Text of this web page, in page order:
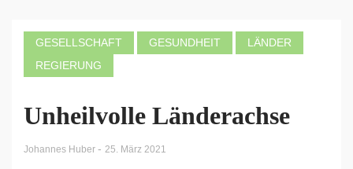
GESELLSCHAFT GESUNDHEIT
LÄNDER
REGIERUNG
Unheilvolle Länderachse
Johannes Huber - 25. März 2021